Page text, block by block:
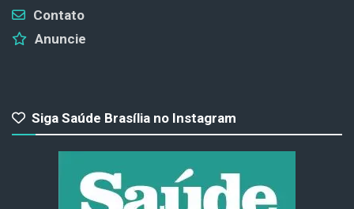
Contato
Anuncie
Siga Saúde Brasília no Instagram